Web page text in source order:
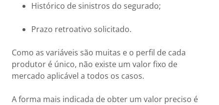
Histórico de sinistros do segurado;
Prazo retroativo solicitado.
Como as variáveis são muitas e o perfil de cada
produtor é único, não existe um valor fixo de
mercado aplicável a todos os casos.
A forma mais indicada de obter um valor preciso é